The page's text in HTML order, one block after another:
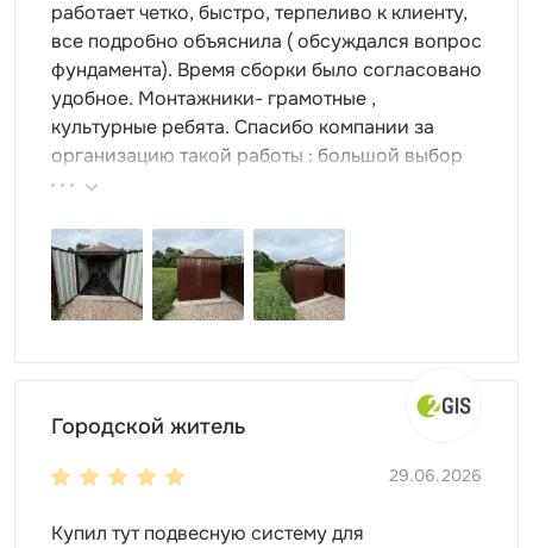
инструмент, который может значительно упростить
вашу жизнь. Его простота в использовании,
мобильность и возможность адаптации под
различные нужды делают его идеальным выбором для
множества ситуаций. Будь то дача, строительная
площадка или временный офис — контейнер SKOGGY
станет надежным помощником в организации
Для монтажа контейнеров SKOGGY не требуется
подготовка фундамента, достаточно установить
фундаментные блоки. Ниже представлена схема
работает четко, быстро, терпеливо к клиенту,
все подробно объяснила ( обсуждался вопрос
фундамента). Время сборки было согласовано
удобное. Монтажники- грамотные ,
культурные ребята. Спасибо компании за
организацию такой работы : большой выбор
продукции, реальные цены.
Городской житель
29.06.2026
Купил тут подвесную систему для